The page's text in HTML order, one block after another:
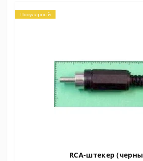
Популярный
RCA-штекер